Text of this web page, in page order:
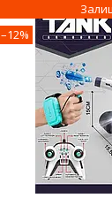
–12%